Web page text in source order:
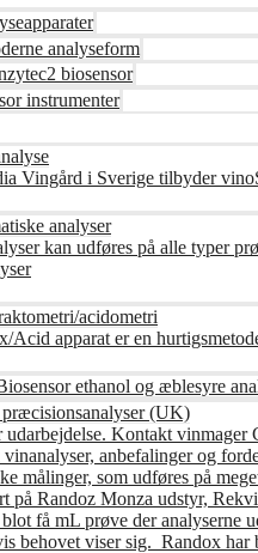
analyseform
biosensor
instrumenter
Vingård i Sverige tilbyder
analyser
kan udføres på alle typer
acidometri
Acid apparat er en
ethanol og æblesyre
(UK)
udarbejdelse. Kontakt
anbefalinger og
målinger, som udføres på
på Randoz Monza udstyr,
få mL prøve der analyserne
behovet viser sig. Randox